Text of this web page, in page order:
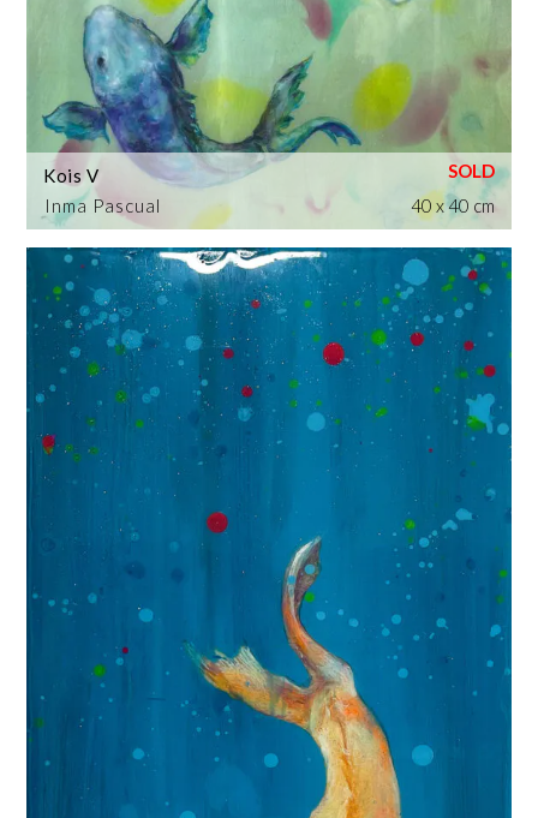
Inma Pascual
Kois V
40 x 40 cm